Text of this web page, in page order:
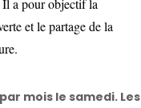
a pour objectif la
et le partage de la
mois le samedi. Les